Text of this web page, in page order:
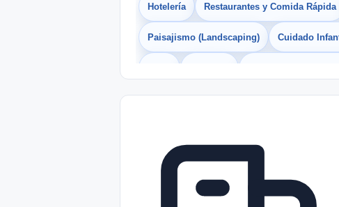
Hotelería Restaurantes y Comida Rápida
Paisajismo (Landscaping) Cuidado
Freelance Prácticas (Internships)
Telecomunicaciones